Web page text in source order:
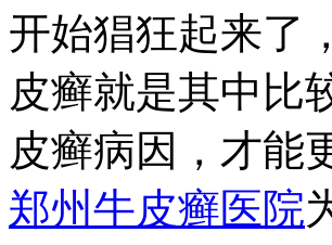
开始猖狂起来了
皮癣就是其中比
皮癣病因，才能
郑州牛皮癣医院